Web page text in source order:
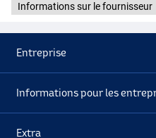
Informations sur le fournisseur
Entreprise
Informations pour les
Extra